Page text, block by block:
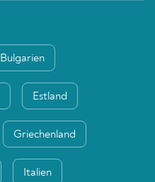
Bulgarien
Estland
Griechenland
Italien